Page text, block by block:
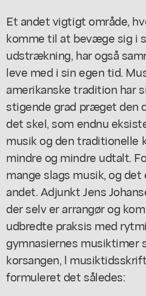
Et andet vigtigt område,
komme til at bevæge sig i
udstrækning, har også
leve med i sin egen tid.
amerikanske tradition har
stigende grad præget den
det skel, som endnu
musik og den traditionelle
mindre og mindre udtalt.
mange slags musik, og
andet. Adjunkt Jens
der selv er arrangør og
udbredte praksis med
gymnasiernes musiktimer
korsangen, l
formuleret det således: